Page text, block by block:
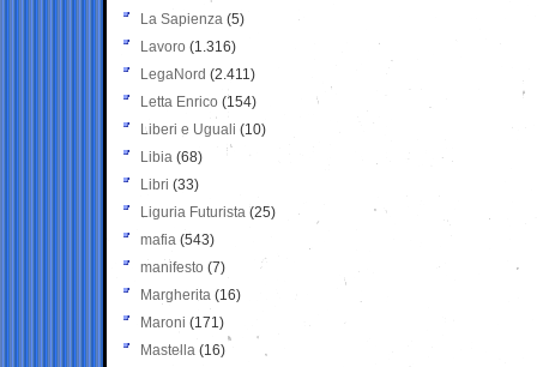
La Sapienza (5)
Lavoro (1.316)
LegaNord (2.411)
Letta Enrico (154)
Liberi e Uguali (10)
Libia (68)
Libri (33)
Liguria Futurista (25)
mafia (543)
manifesto (7)
Margherita (16)
Maroni (171)
Mastella (16)